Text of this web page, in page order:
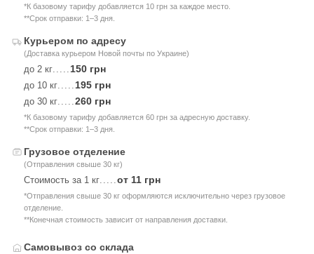
*К базовому тарифу добавляется 10 грн за каждое место.
**Срок отправки: 1–3 дня.
Курьером по адресу
(Доставка курьером Новой почты по Украине)
до 2 кг.....150 грн
до 10 кг.....195 грн
до 30 кг.....260 грн
*К базовому тарифу добавляется 60 грн за адресную доставку.
**Срок отправки: 1–3 дня.
Грузовое отделение
(Отправления свыше 30 кг)
Стоимость за 1 кг.....от 11 грн
*Отправления свыше 30 кг оформляются исключительно через грузовое
отделение.
**Конечная стоимость зависит от направления доставки.
Самовывоз со склада